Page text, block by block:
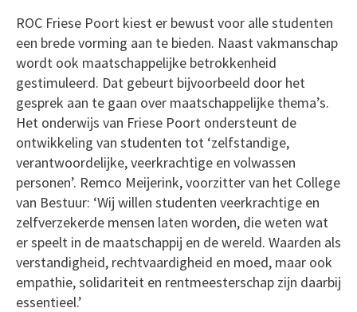
ROC Friese Poort kiest er bewust voor alle studenten
een brede vorming aan te bieden. Naast vakmanschap
wordt ook maatschappelijke betrokkenheid
gestimuleerd. Dat gebeurt bijvoorbeeld door het
gesprek aan te gaan over maatschappelijke thema’s.
Het onderwijs van Friese Poort ondersteunt de
ontwikkeling van studenten tot ‘zelfstandige,
verantwoordelijke, veerkrachtige en volwassen
personen’. Remco Meijerink, voorzitter van het College
van Bestuur: ‘Wij willen studenten veerkrachtige en
zelfverzekerde mensen laten worden, die weten wat
er speelt in de maatschappij en de wereld. Waarden als
verstandigheid, rechtvaardigheid en moed, maar ook
empathie, solidariteit en rentmeesterschap zijn daarbij
essentieel.’